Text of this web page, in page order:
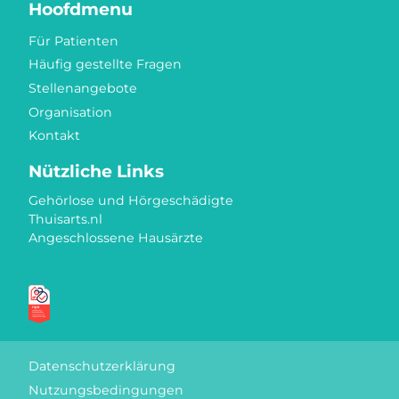
Hoofdmenu
Für Patienten
Häufig gestellte Fragen
Stellenangebote
Organisation
Kontakt
Nützliche Links
Gehörlose und Hörgeschädigte
Thuisarts.nl
Angeschlossene Hausärzte
Datenschutzerklärung
Nutzungsbedingungen